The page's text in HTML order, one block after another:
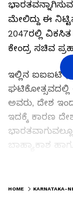
ಮೇಲಿದ್ದು ಈ
2047ರಲ್ಲಿ
ಕೇಂದ್ರ ಸಚಿವ
ಇಲ್ಲಿನ ಐಐಐಟಿ
ಘಟಿಕೋತ್ಸವದಲ್ಲಿ
ಅವರು, ದೇಶ ಇಂದು
ಇದಕ್ಕೆ ಕಾರಣ
ಬಾಹ್ಯಾಕಾಶ
ಮೇಲಿದೆ ಎಂದರು.
HOME KARNATAKA-